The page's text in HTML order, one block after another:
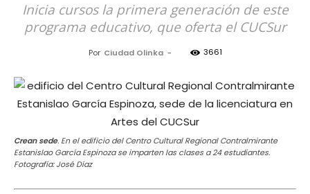
Inicia cursos la primera generación de este
programa educativo, que oferta el CUCSur
Por Ciudad Olinka - 3661
Crean sede. En el edificio del Centro Cultural Regional Contralmirante
Estanislao García Espinoza se imparten las clases a 24 estudiantes.
Fotografía: José Díaz